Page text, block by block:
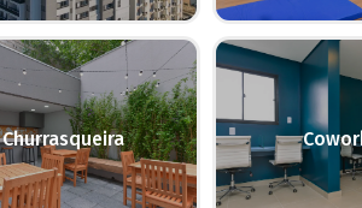
Churrasqueira